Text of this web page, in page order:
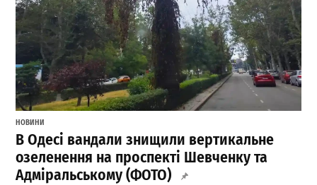
НОВИНИ
В Одесі вандали знищили вертикальне
озеленення на проспекті Шевченку та
Адміральському (ФОТО)